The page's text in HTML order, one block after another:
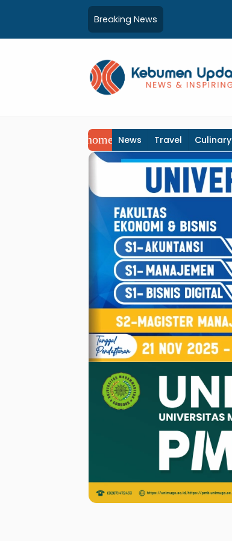
Breaking News
home News Travel Culinary